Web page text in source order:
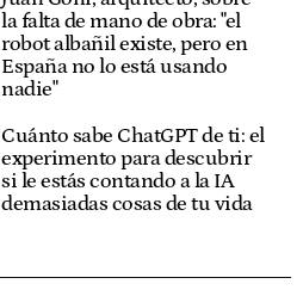
la falta de mano de obra: "el
robot albañil existe, pero en
España no lo está usando
nadie"
Cuánto sabe ChatGPT de ti: el
experimento para descubrir
si le estás contando a la IA
demasiadas cosas de tu vida